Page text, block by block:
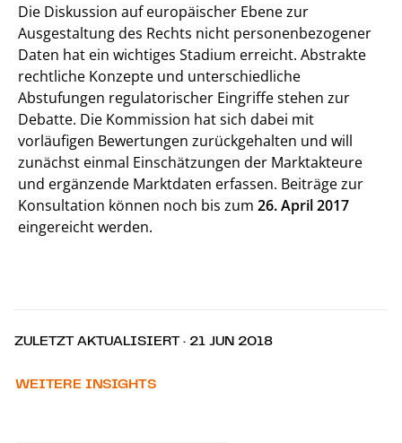
Die Diskussion auf europäischer Ebene zur
Ausgestaltung des Rechts nicht personenbezogener
Daten hat ein wichtiges Stadium erreicht. Abstrakte
rechtliche Konzepte und unterschiedliche
Abstufungen regulatorischer Eingriffe stehen zur
Debatte. Die Kommission hat sich dabei mit
vorläufigen Bewertungen zurückgehalten und will
zunächst einmal Einschätzungen der Marktakteure
und ergänzende Marktdaten erfassen. Beiträge zur
Konsultation können noch bis zum 26. April 2017
eingereicht werden.
ZULETZT AKTUALISIERT · 21 JUN 2018
WEITERE INSIGHTS